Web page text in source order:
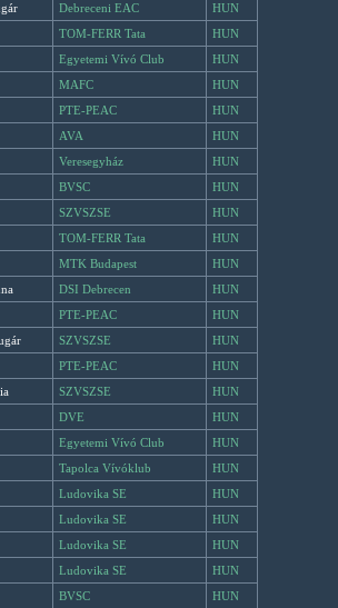
Debreceni EAC
HUN
TOM-FERR Tata
HUN
Egyetemi Vívó Club
HUN
MAFC
HUN
PTE-PEAC
HUN
AVA
HUN
Veresegyház
HUN
BVSC
HUN
SZVSZSE
HUN
TOM-FERR Tata
HUN
MTK Budapest
HUN
DSI Debrecen
HUN
PTE-PEAC
HUN
SZVSZSE
HUN
PTE-PEAC
HUN
SZVSZSE
HUN
DVE
HUN
Egyetemi Vívó Club
HUN
Tapolca Vívóklub
HUN
Ludovika SE
HUN
Ludovika SE
HUN
Ludovika SE
HUN
Ludovika SE
HUN
BVSC HUN